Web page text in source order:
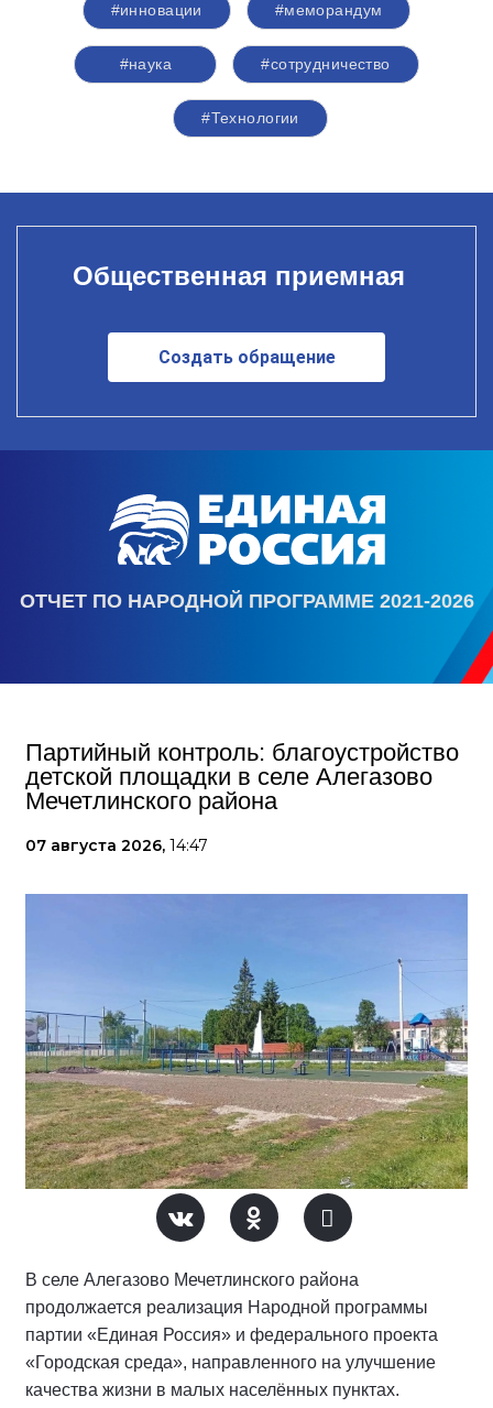
#инновации #меморандум
#наука #сотрудничество
#Технологии
Общественная приемная
Создать обращение
ОТЧЕТ ПО НАРОДНОЙ ПРОГРАММЕ 2021-2026
Партийный контроль: благоустройство
детской площадки в селе Алегазово
Мечетлинского района
07 августа 2026, 14:47
В селе Алегазово Мечетлинского района
продолжается реализация Народной программы
партии «Единая Россия» и федерального проекта
«Городская среда», направленного на улучшение
качества жизни в малых населённых пунктах.